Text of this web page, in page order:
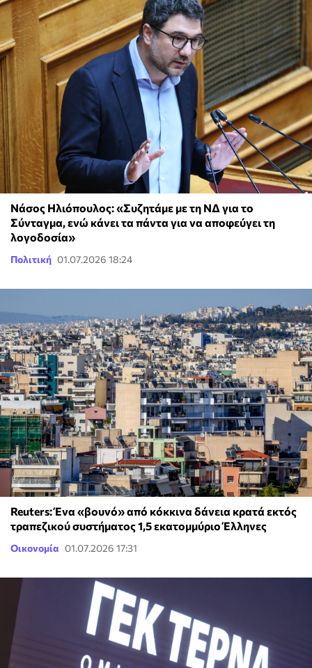
Νάσος Ηλιόπουλος: «Συζητάμε με τη ΝΔ για το
Σύνταγμα, ενώ κάνει τα πάντα για να αποφεύγει τη
λογοδοσία»
Πολιτική 01.07.2026 18:24
Reuters: Ένα «βουνό» από κόκκινα δάνεια κρατά εκτός
τραπεζικού συστήματος 1,5 εκατομμύριο Έλληνες
Οικονομία 01.07.2026 17:31